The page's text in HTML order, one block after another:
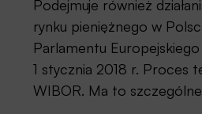
Podejmuje również
rynku pieniężnego w
Parlamentu
1 stycznia 2018 r. Proces
WIBOR. Ma to